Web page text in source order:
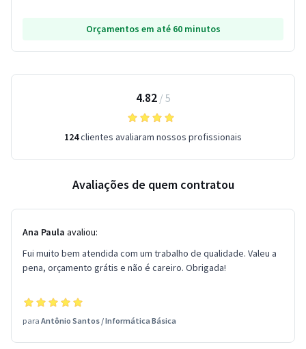
Orçamentos em até 60 minutos
4.82/ 5
124clientes avaliaram nossos profissionais
Avaliações de quem contratou
Ana Paula avaliou:
Fui muito bem atendida com um trabalho de qualidade. Valeu a
pena, orçamento grátis e não é careiro. Obrigada!
para Antônio Santos /Informática Básica